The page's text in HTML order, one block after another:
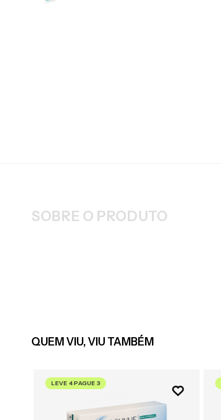
SOBRE O PRODUTO
QUEM VIU, VIU TAMBÉM
LEVE 4 PAGUE 3